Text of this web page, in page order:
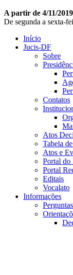
A partir de 4/11/2019
De segunda a sexta-
Início
Jucis-DF
Sobre
Contatos
Atos
Tabela
Atos e
Portal do
Portal
Editais
Vocalato
Informações